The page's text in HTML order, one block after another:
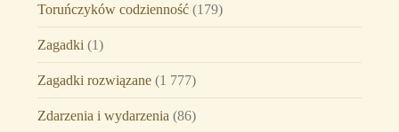
Toruńczyków codzienność(179)
Zagadki (1)
Zagadki rozwiązane(1 777)
Zdarzenia i wydarzenia (86)